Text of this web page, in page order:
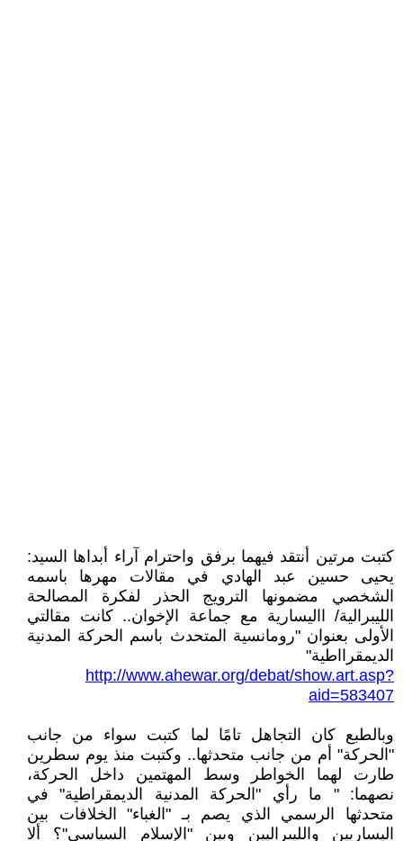
كتبت مرتين أنتقد فيهما برفق واحترام آراء أبداها السيد:
يحيى حسين عبد الهادي في مقالات مهرها باسمه
الشخصي مضمونها الترويج الحذر لفكرة المصالحة
الليبرالية/ االيسارية مع جماعة الإخوان.. كانت مقالتي
الأولى بعنوان "رومانسية المتحدث باسم الحركة المدنية
الديمقرااطية"
http://www.ahewar.org/debat/show.art.asp?
aid=583407
وبالطبع كان التجاهل تامًا لما كتبت سواء من جانب
"الحركة" أم من جانب متحدثها.. وكتبت منذ يوم سطرين
طارت لهما الخواطر وسط المهتمين داخل الحركة،
نصهما: " ما رأي "الحركة المدنية الديمقراطية" في
متحدثها الرسمي الذي يصم بـ "الغباء" الخلافات بين
اليساريين والليبراليين وبين "الإسلام السياسي"؟ ألا